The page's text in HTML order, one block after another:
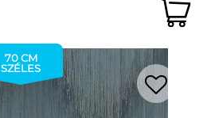
70 CM
SZÉLES